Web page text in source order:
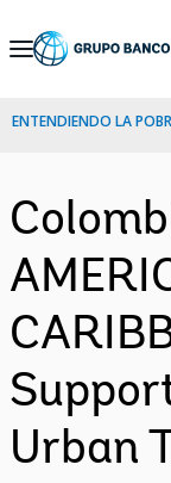
Skip
Navigation
ENTENDIENDO LA
Urban